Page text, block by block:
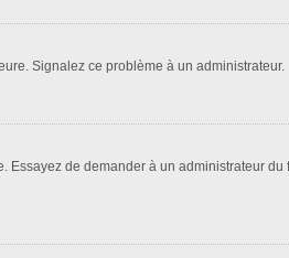
Signalez ce problème à un administrateur.
de demander à un administrateur